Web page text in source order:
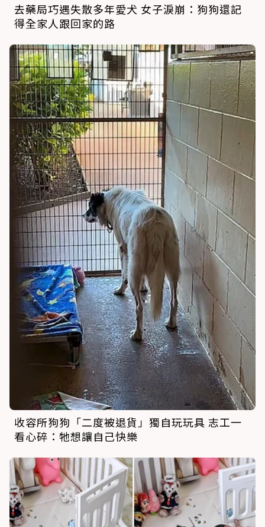
去藥局巧遇失散多年愛犬 女子淚崩：狗狗還記
得全家人跟回家的路
收容所狗狗「二度被退貨」獨自玩玩具 志工一
看心碎：牠想讓自己快樂